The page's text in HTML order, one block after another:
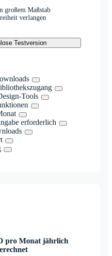
großem Maßstab
verlangen
Testversion
Tools
erforderlich
pro Monat jährlich